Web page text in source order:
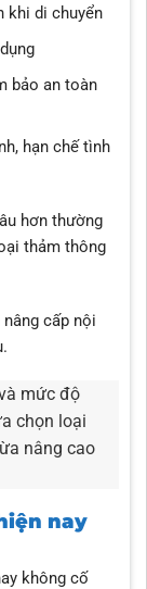
khi di chuyển
bảo an toàn
hạn chế tình
hơn thường
thảm thông
cấp nội
mức độ
chọn loại
nâng cao
nay
không cố